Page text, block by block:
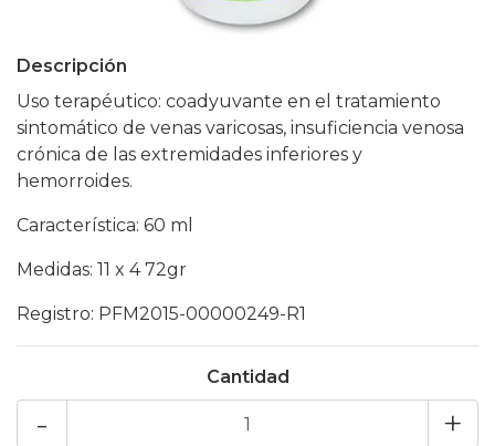
Descripción
Uso terapéutico: coadyuvante en el tratamiento
sintomático de venas varicosas, insuficiencia venosa
crónica de las extremidades inferiores y
hemorroides.
Característica: 60 ml
Medidas: 11 x 4 72gr
Registro: PFM2015-00000249-R1
Cantidad
+
-